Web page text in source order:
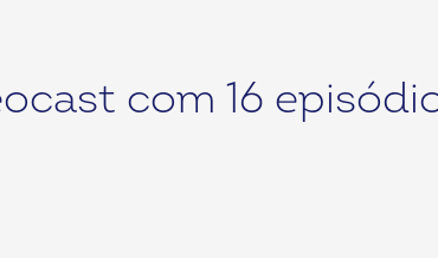
com 16